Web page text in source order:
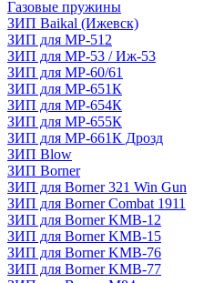
Газовые пружины
ЗИП Baikal (Ижевск)
ЗИП для МР-512
ЗИП для МР-53 / Иж-53
ЗИП для МР-60/61
ЗИП для МР-651К
ЗИП для МР-654К
ЗИП для МР-655К
ЗИП для МР-661К Дрозд
ЗИП Blow
ЗИП Borner
ЗИП для Borner 321 Win Gun
ЗИП для Borner Combat 1911
ЗИП для Borner KMB-12
ЗИП для Borner KMB-15
ЗИП для Borner KMB-76
ЗИП для Borner KMB-77